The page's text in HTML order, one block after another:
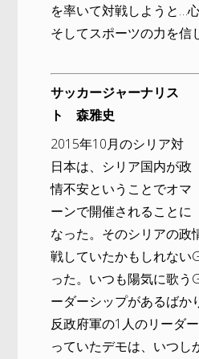
を率いて対戦しようと…
そしてスポーツの力を信
サッカージャーナリス
ト 森雅史
2015年10月のシリア対
日本は、シリア国内が政
情不安ということでオマ
ーンで開催されることに
なった。そのシリアの政
戦していたかもしれない
った。いつも陽気に歌う
ーダーシップがあるばか
反政府軍の1人のリーダ
っていたデモは、いつし